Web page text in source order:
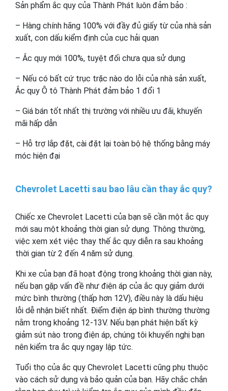
Sản phẩm ắc quy của Thành Phát luôn đảm bảo :
– Hàng chính hãng 100% với đầy đủ giấy từ của nhà sản
xuất, con dấu kiểm định của cục hải quan
– Ắc quy mới 100%, tuyệt đối chưa qua sử dụng
– Nếu có bất cứ trục trặc nào do lỗi của nhà sản xuất,
Ắc quy Ô tô Thành Phát đảm bảo 1 đổi 1
– Giá bán tốt nhất thị trường với nhiều ưu đãi, khuyến
mãi hấp dẫn
– Hỗ trợ lắp đặt, cài đặt lại toàn bộ hệ thống bằng máy
móc hiện đại
Chevrolet Lacetti sau bao lâu cần thay ắc quy?
Chiếc xe Chevrolet Lacetti của bạn sẽ cần một ắc quy
mới sau một khoảng thời gian sử dụng. Thông thường,
việc xem xét việc thay thế ắc quy diễn ra sau khoảng
thời gian từ 2 đến 4 năm sử dụng.
Khi xe của bạn đã hoạt động trong khoảng thời gian này,
nếu bạn gặp vấn đề như điện áp của ắc quy giảm dưới
mức bình thường (thấp hơn 12V), điều này là dấu hiệu
lỗi dễ nhận biết nhất. Điểm điện áp bình thường thường
nằm trong khoảng 12-13V. Nếu bạn phát hiện bất kỳ
giảm sút nào trong điện áp, chúng tôi khuyến nghị bạn
nên kiểm tra ắc quy ngay lập tức.
Tuổi thọ của ắc quy Chevrolet Lacetti cũng phụ thuộc
vào cách sử dụng và bảo quản của bạn. Hãy chắc chắn